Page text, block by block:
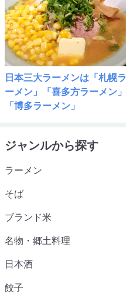
日本三大ラーメンは「札幌ラ
ーメン」「喜多方ラーメン」
「博多ラーメン」
ジャンルから探す
ラーメン
そば
ブランド米
名物・郷土料理
日本酒
餃子